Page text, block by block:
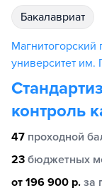
бакалавриат
Магнитогорский
университет им.
контроль
47 проходной
23 бюджетных
от 196 900 р. за